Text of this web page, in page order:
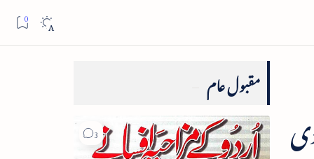
مقبول عام